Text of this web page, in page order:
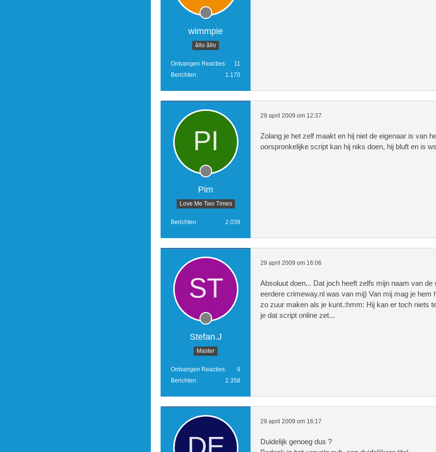
wimmpie
âllo âllo
Ontvangen Reacties
11
Berichten
1.170
Pim
Love Me Two Times
Berichten 2.039
29 april 2009 om 12:37
Zolang je het zelf maakt en hij niet de eigenaar is van
oorspronkelijke script kan hij niks doen, hij bluft en is
Stefan.J
Master
Ontvangen Reacties
9
Berichten
2.358
29 april 2009 om 16:06
Absoluut doen... Dat joch heeft zelfs mijn naam van de
eerdere crimeway.nl was van mij) Van mij mag je hem
zo zuur maken als je kunt.:hmm: Hij kan er toch niets
je dat script online zet...
29 april 2009 om 16:17
Duidelijk genoeg dus ?